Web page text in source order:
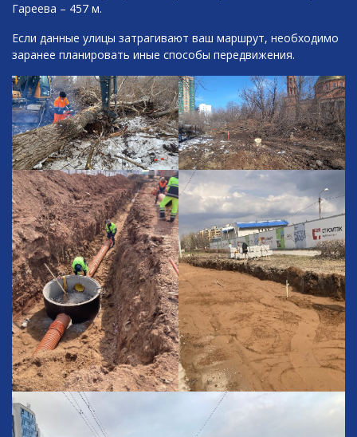
Гареева – 457 м.
Если данные улицы затрагивают ваш маршрут, необходимо
заранее планировать иные способы передвижения.